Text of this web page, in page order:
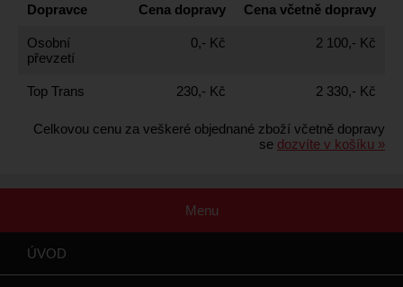
Dopravce Cena dopravy Cena včetně dopravy
Osobní
převzetí
0,- Kč 2 100,- Kč
Top Trans 230,- Kč 2 330,- Kč
Celkovou cenu za veškeré objednané zboží včetně dopravy
se dozvíte v košíku »
Menu
ÚVOD